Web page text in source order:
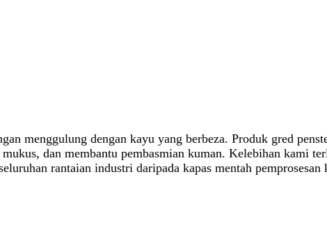
menggulung dengan kayu yang berbeza. Produk gred
dan membantu pembasmian kuman. Kelebihan kami
rantaian industri daripada kapas mentah pemprosesan